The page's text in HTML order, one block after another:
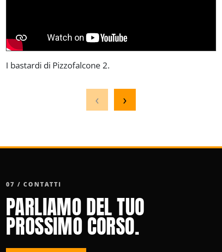
I bastardi di Pizzofalcone 2.
‹ ›
07 / CONTATTI
PARLIAMO DEL TUO
PROSSIMO CORSO.